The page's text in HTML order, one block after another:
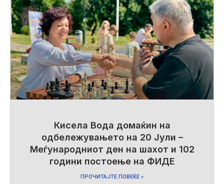
Кисела Вода домаќин на
одбележувањето на 20 Јули –
Меѓународниот ден на шахот и 102
години постоење на ФИДЕ
ПРОЧИТАЈТЕ ПОВЕЌЕ »